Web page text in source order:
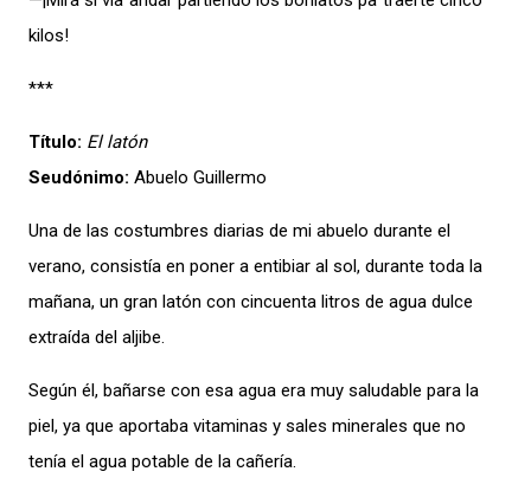
kilos!
***
Título: El latón
Seudónimo: Abuelo Guillermo
Una de las costumbres diarias de mi abuelo durante el
verano, consistía en poner a entibiar al sol, durante toda la
mañana, un gran latón con cincuenta litros de agua dulce
extraída del aljibe.
Según él, bañarse con esa agua era muy saludable para la
piel, ya que aportaba vitaminas y sales minerales que no
tenía el agua potable de la cañería.